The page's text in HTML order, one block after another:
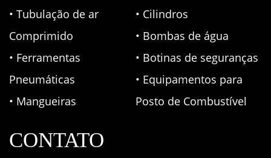
• Tubulação de ar
Comprimido
• Ferramentas
Pneumáticas
• Mangueiras
• Cilindros
• Bombas de água
• Botinas de seguranças
• Equipamentos para
Posto de Combustível
CONTATO